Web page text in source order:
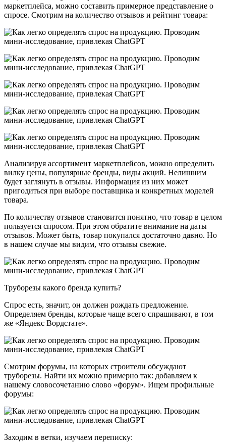
маркетплейса, можно составить примерное представление о
спросе. Смотрим на количество отзывов и рейтинг товара:
Анализируя ассортимент маркетплейсов, можно определить
вилку цены, популярные бренды, виды акций. Нелишним
будет заглянуть в отзывы. Информация из них может
пригодиться при выборе поставщика и конкретных моделей
товара.
По количеству отзывов становится понятно, что товар в целом
пользуется спросом. При этом обратите внимание на даты
отзывов. Может быть, товар покупался достаточно давно. Но
в нашем случае мы видим, что отзывы свежие.
Труборезы какого бренда купить?
Спрос есть, значит, он должен рождать предложение.
Определяем бренды, которые чаще всего спрашивают, в том
же «Яндекс Вордстате».
Смотрим форумы, на которых строители обсуждают
труборезы. Найти их можно примерно так: добавляем к
нашему словосочетанию слово «форум». Ищем профильные
форумы:
Заходим в ветки, изучаем переписку: